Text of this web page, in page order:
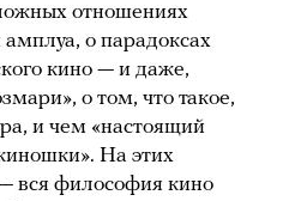
отношениях
о парадоксах
кино — и даже,
о том, что такое,
и чем «настоящий
На этих
вся философия кино